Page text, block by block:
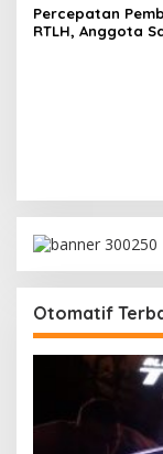
Percepatan
RTLH, Anggota
Otomatif